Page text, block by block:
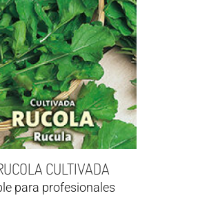
CULTIVADA
para profesionales